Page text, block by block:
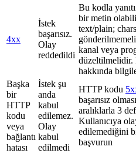
4xx
İstek
başarısız.
Olay
reddedildi
Bu kodla
bir metin
text/plain;
kanal veya
düzeltilmelidir.
hakkında
Başka
bir
HTTP
kodu
veya
bağlantı
hatası
İstek şu
anda
kabul
edilemez.
Olay
kabul
edilmedi
HTTP kodu
başarısız
aralıklarla 3
Kullanıcıya
edilemediğini
başvurun